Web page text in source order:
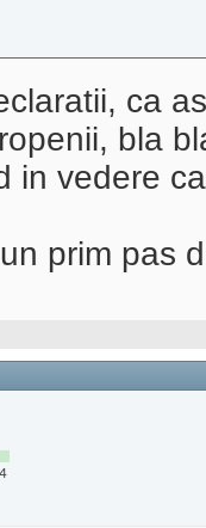
ca
bla
in vedere
prim pas